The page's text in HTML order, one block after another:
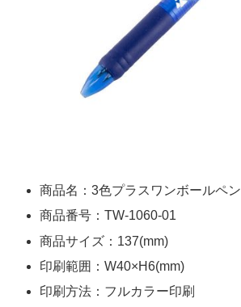
商品名：3色プラスワンボールペン
商品番号：TW-1060-01
商品サイズ：137(mm)
印刷範囲：W40×H6(mm)
印刷方法：フルカラー印刷